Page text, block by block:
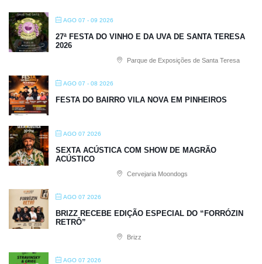
AGO 07 - 09 2026
27ª FESTA DO VINHO E DA UVA DE SANTA TERESA
2026
Parque de Exposições de Santa Teresa
AGO 07 - 08 2026
FESTA DO BAIRRO VILA NOVA EM PINHEIROS
AGO 07 2026
SEXTA ACÚSTICA COM SHOW DE MAGRÃO
ACÚSTICO
Cervejaria Moondogs
AGO 07 2026
BRIZZ RECEBE EDIÇÃO ESPECIAL DO “FORRÓZIN
RETRÔ”
Brizz
AGO 07 2026